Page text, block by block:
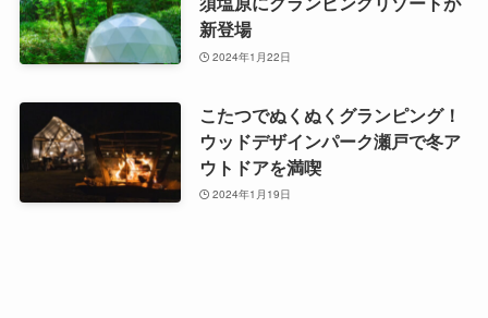
新登場
2024年1月22日
こたつでぬくぬくグランピング！
ウッドデザインパーク瀬戸で冬ア
ウトドアを満喫
2024年1月19日